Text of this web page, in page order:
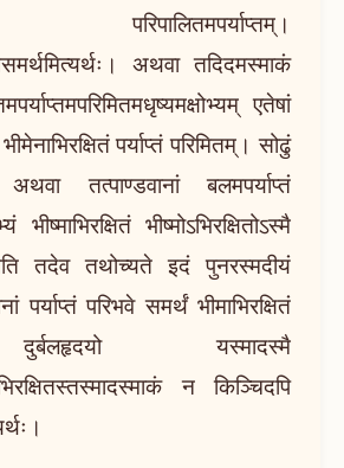
परिपालितमपर्याप्तम्।
अथवा तदिदमस्माकं
एतेषां
पर्याप्तं परिमितम्। सोढुं
अथवा तत्पाण्डवानां बलमपर्याप्तं
भीष्मोऽभिरक्षितोऽस्मै
तदेव तथोच्यते इदं पुनरस्मदीयं
पर्याप्तं परिभवे समर्थं भीमाभिरक्षितं
यस्मादस्मै
न किञ्चिदपि